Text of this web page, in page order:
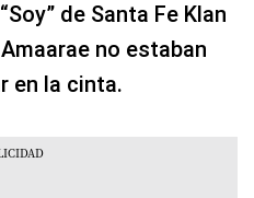
de Santa Fe Klan
no estaban
en la cinta.